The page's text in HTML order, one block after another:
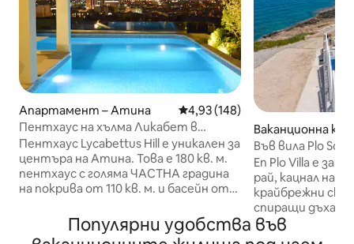
Апартамент – Атина Средна оценка: 4,93 от 5,
4,93 (148)
Пентхаус на хълма Ликабет в
Атина, басейн на покрива
Пентхаус Lycabettus Hill е уникален за
центъра на Атина. Това е 180 кв. м.
пентхаус с голяма ЧАСТНА градина
на покрива от 110 кв. м. и басейн от
пентхауса. Апартаментът на
последния етаж е в отлично
Ваканционна
Greece
Във вила Plo
En Plo Villa е
рай, кацнал на
крайбрежни
спиращи дъха
Това идилично
радва на
Популярни удобства във